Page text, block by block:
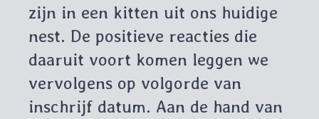
zijn in een kitten uit ons huidige
nest. De positieve reacties die
daaruit voort komen leggen we
vervolgens op volgorde van
inschrijf datum. Aan de hand van